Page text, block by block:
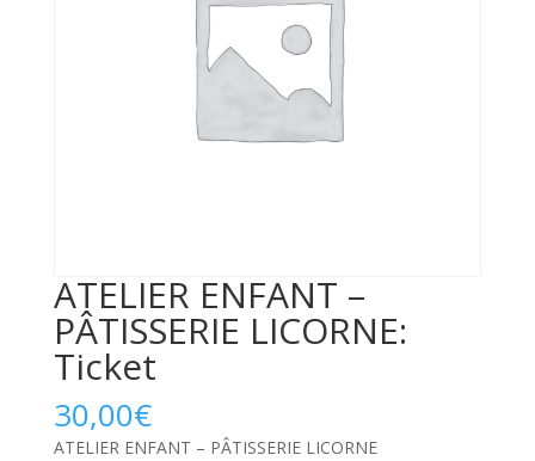
ATELIER ENFANT –
PÂTISSERIE LICORNE:
Ticket
30,00€
ATELIER ENFANT – PÂTISSERIE LICORNE